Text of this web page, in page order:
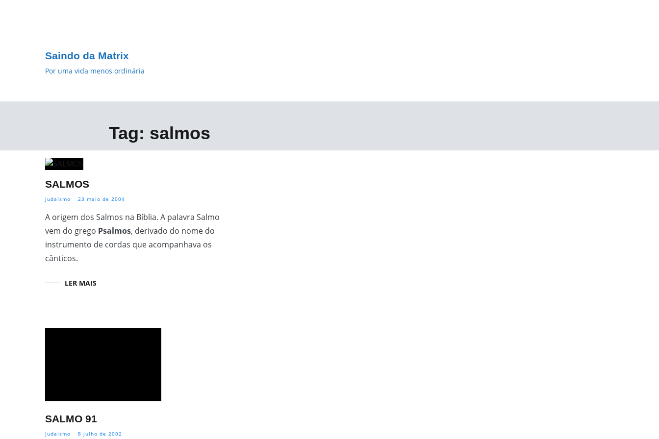
Saindo da Matrix
Por uma vida menos ordinária
Tag: salmos
SALMOS
Judaísmo 23 maio de 2004
A origem dos Salmos na Bíblia. A palavra Salmo
vem do grego Psalmos, derivado do nome do
instrumento de cordas que acompanhava os
cânticos.
LER MAIS
SALMO 91
Judaísmo 8 julho de 2002